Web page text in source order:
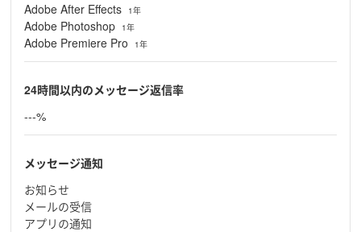
Adobe After Effects
1年
Adobe Photoshop 1年
Adobe Premiere Pro 1年
24時間以内のメッセージ返信率
---%
メッセージ通知
お知らせ
メールの受信
アプリの通知